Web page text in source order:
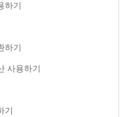
하기
하기
사용하기
기